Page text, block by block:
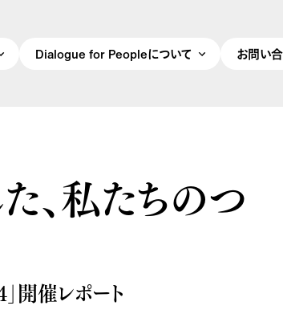
Dialogue for Peopleについて お問い
た、私たちのつ
開催レポート